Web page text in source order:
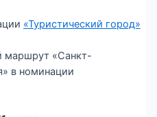
«Туристический город»
маршрут «Санкт-
в номинации